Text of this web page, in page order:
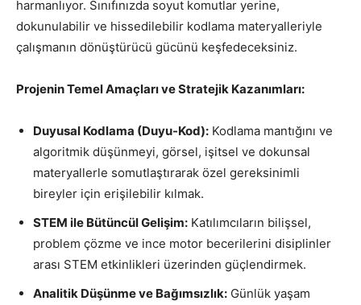
harmanlıyor. Sınıfınızda soyut komutlar yerine,
dokunulabilir ve hissedilebilir kodlama materyalleriyle
çalışmanın dönüştürücü gücünü keşfedeceksiniz.
Projenin Temel Amaçları ve Stratejik Kazanımları:
Duyusal Kodlama (Duyu-Kod): Kodlama mantığını ve
algoritmik düşünmeyi, görsel, işitsel ve dokunsal
materyallerle somutlaştırarak özel gereksinimli
bireyler için erişilebilir kılmak.
STEM ile Bütüncül Gelişim: Katılımcıların bilişsel,
problem çözme ve ince motor becerilerini disiplinler
arası STEM etkinlikleri üzerinden güçlendirmek.
Analitik Düşünme ve Bağımsızlık: Günlük yaşam